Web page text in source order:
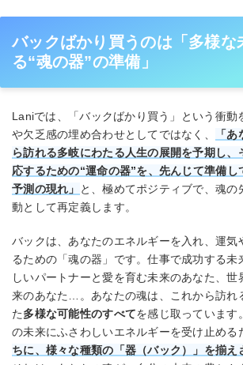
バックばかり買うのは「多様な
る“魂の器”の準備」
Laniでは、「バックばかり買う」という衝動
や欠乏感の埋め合わせとしてではなく、
「
ら訪れる多岐にわたる人生の展開を予期し、
応するための“運命の器”を、先んじて準備し
予測の現れ」
と、極めてポジティブで、魂の
動として再定義します。
バックは、あなたのエネルギーを入れ、運気
るための「魂の器」です。仕事で成功する未
しいパートナーと愛を育む未来のあなた、世
来のあなた…。あなたの魂は、これから訪れ
た多様な可能性のすべてを感じ取っています
の未来にふさわしいエネルギーを受け止める
ちに、様々な種類の「器（バック）」を揃え